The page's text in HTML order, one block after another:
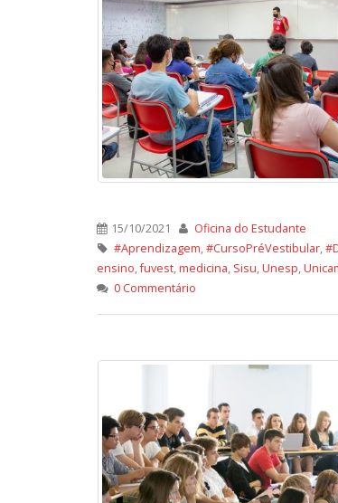
15/10/2021
Oficina do Estudante
#Aprendizagem,#CursoPréVestibular,
ensino,fuvest,medicina, Sisu,Unesp,
0 Commentário